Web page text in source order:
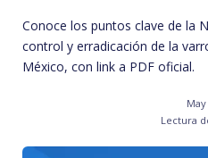
Conoce los puntos clave de la
control y erradicación de la
México, con link a PDF oficial.
May
Lectura